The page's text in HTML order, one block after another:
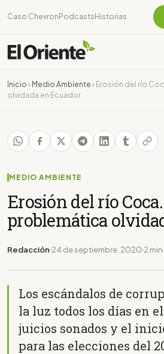
Caso Chevron Podcasts Historias
Inicio › Medio Ambiente › Erosión del río
olvidada en Ecuador
MEDIO AMBIENTE
Erosión del río
problemática
Redacción 24 de septiembre, 2020 2
Los escándalos de
la luz todos los días en
juicios sonados y el
para las elecciones del